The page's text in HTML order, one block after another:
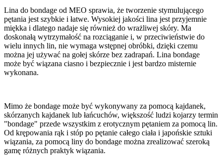
Lina do bondage od MEO sprawia, że tworzenie stymulującego
pętania jest szybkie i łatwe. Wysokiej jakości lina jest przyjemnie
miękka i dlatego nadaje się również do wrażliwej skóry. Ma
doskonałą wytrzymałość na rozciąganie i, w przeciwieństwie do
wielu innych lin, nie wymaga wstępnej obróbki, dzięki czemu
można jej używać na gołej skórze bez zadrapań. Lina bondage
może być wiązana ciasno i bezpiecznie i jest bardzo misternie
wykonana.
Mimo że bondage może być wykonywany za pomocą kajdanek,
skórzanych kajdanek lub łańcuchów, większość ludzi kojarzy termin
"bondage" przede wszystkim z erotycznym pętaniem za pomocą lin.
Od krępowania rąk i stóp po pętanie całego ciała i japońskie sztuki
wiązania, za pomocą liny do bondage można zrealizować szeroką
gamę różnych praktyk wiązania.